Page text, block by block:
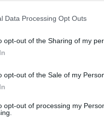
Data Processing Opt Outs
opt-out of the Sharing of my
opt-out of the Sale of my
opt-out of processing my
ani: din 2008 până in